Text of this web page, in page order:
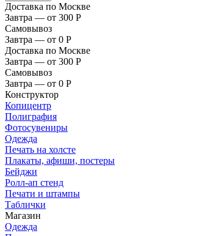
Доставка по Москве
Завтра — от 300 Р
Самовывоз
Завтра — от 0 Р
Доставка по Москве
Завтра — от 300 Р
Самовывоз
Завтра — от 0 Р
Конструктор
Копицентр
Полиграфия
Фотосувениры
Одежда
Печать на холсте
Плакаты, афиши, постеры
Бейджи
Ролл-ап стенд
Печати и штампы
Таблички
Магазин
Одежда